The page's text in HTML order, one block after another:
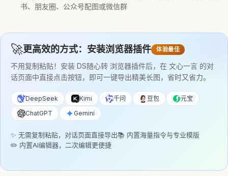
书、朋友圈、公众号配图或微信群
🚀更高效的方式：安装浏览器插件 体验最佳
不用复制粘贴！安装 DS随心转 浏览器插件后，在 文心一言 的对
话页面中直接点击按钮，即可一键导出精美长图，省时又省力。
DeepSeek Kimi 千问 豆包
元宝
ChatGPT
Gemini
✨ 无需复制粘贴，对话页面直接导出📚 内置海量指令与专业模版
✏️ 内置AI编辑器，二次编辑更便捷